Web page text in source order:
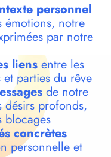
personnel
émotions, notre
par notre
liensentre les
parties du rêve
de notre
désirs profonds,
blocages
concrètes
personnelle et